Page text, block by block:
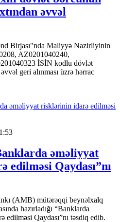
əvvəl
Birjası"nda Maliyyə Nazirliyinin
AZ0201040240,
İSİN kodlu dövlət
geri alınması üzrə hərrac
əməliyyat
Qaydası”nı
(AMB) mütərəqqi beynəlxalq
hazırladığı “Banklarda
edilməsi Qaydası”nı təsdiq edib.